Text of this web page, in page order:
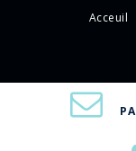
Acceuil